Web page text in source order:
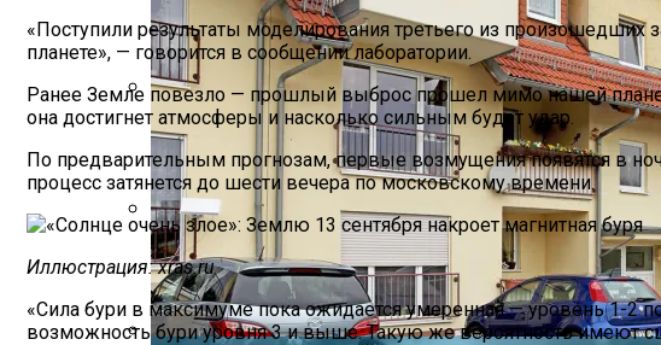
Бетонные Сваи: Особенности Применения И
Британские Спецслужбы Просят Всех Желающих
«Поступили результаты моделирования третьего из
планете», — говорится в сообщении лаборатории.
Ранее Земле повезло — прошлый выброс прошел мимо нашей
она достигнет атмосферы и насколько сильным будет удар.
По предварительным прогнозам, первые возмущения появятся в
процесс затянется до шести вечера по московскому времени.
Иллюстрация: xras.ru
«Сила бури в максимуме пока ожидается умеренная — уровень 1-2
возможность бури уровня 3 и выше. Такую же вероятность имеют